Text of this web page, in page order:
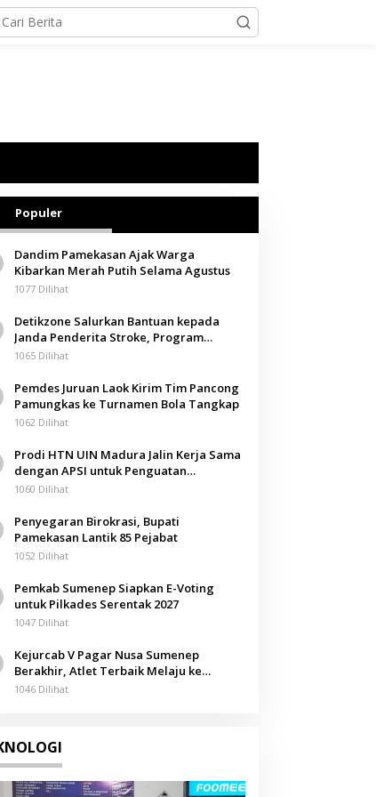
Populer
Dandim Pamekasan Ajak Warga
Kibarkan Merah Putih Selama Agustus
1077 Dilihat
Detikzone Salurkan Bantuan kepada
Janda Penderita Stroke, Program
Berbagi Masuki Hari ke-61
1065 Dilihat
Pemdes Juruan Laok Kirim Tim Pancong
Pamungkas ke Turnamen Bola Tangkap
1062 Dilihat
Prodi HTN UIN Madura Jalin Kerja Sama
dengan APSI untuk Penguatan
Kompetensi Mahasiswa
1060 Dilihat
Penyegaran Birokrasi, Bupati
Pamekasan Lantik 85 Pejabat
1052 Dilihat
Pemkab Sumenep Siapkan E-Voting
untuk Pilkades Serentak 2027
1047 Dilihat
Kejurcab V Pagar Nusa Sumenep
Berakhir, Atlet Terbaik Melaju ke
Kejurwil Jatim
1046 Dilihat